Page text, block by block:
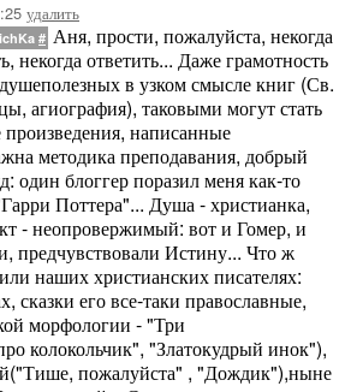
удалить
# Аня, прости, пожалуйста, некогда
некогда ответить... Даже грамотность
в узком смысле книг (Св.
агиография), таковыми могут стать
написанные
методика преподавания, добрый
один блоггер поразил меня как-то
Поттера"... Душа - христианка,
- неопровержимый: вот и Гомер, и
предчувствовали Истину... Что ж
наших христианских писателях:
сказки его все-таки православные,
морфологии - "Три
колокольчик", "Златокудрый инок"),
пожалуйста" , "Дождик"),ныне